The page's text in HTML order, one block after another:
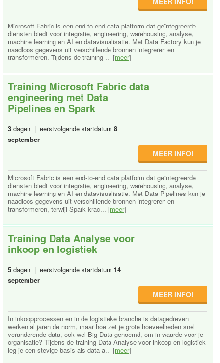
Microsoft Fabric is een end-to-end data platform dat geïntegreerde
diensten biedt voor integratie, engineering, warehousing, analyse,
machine learning en AI en datavisualisatie. Met Data Factory kun je
naadloos gegevens uit verschillende bronnen integreren en
transformeren. Tijdens de training ... [meer]
Training Microsoft Fabric data
engineering met Data
Pipelines en Spark
3 dagen | eerstvolgende startdatum 8
september
MEER INFO!
Microsoft Fabric is een end-to-end data platform dat geïntegreerde
diensten biedt voor integratie, engineering, warehousing, analyse,
machine learning en AI en datavisualisatie. Met Data Pipelines kun je
naadloos gegevens uit verschillende bronnen integreren en
transformeren, terwijl Spark krac... [meer]
Training Data Analyse voor
inkoop en logistiek
5 dagen | eerstvolgende startdatum 14
september
MEER INFO!
In inkoopprocessen en in de logistieke branche is datagedreven
werken al jaren de norm, maar hoe zet je grote hoeveelheden snel
veranderende data, ook wel Big Data genoemd, om in waarde voor je
organisatie? Tijdens de training Data Analyse voor inkoop en logistiek
leg je een stevige basis als data a... [meer]